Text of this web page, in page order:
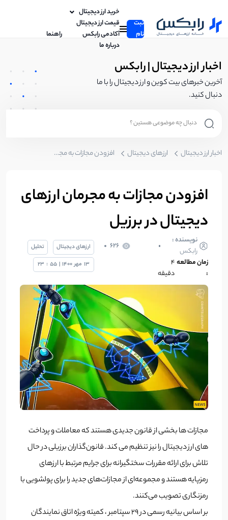
ثبت
نام
خرید ارز دیجیتال
قیمت ارز دیجیتال
آکادمی رابکس
راهنما
درباره ما
اخبار ارز دیجیتال | رابکس
آخرین خبرهای بیت کوین و ارز دیجیتال را با ما
دنبال کنید.
اخبار ارز دیجیتال ارزهای دیجیتال افزودن مجازات به مجرمان ارزهای دیجیتال در برزیل
افزودن مجازات به مجرمان ارزهای
دیجیتال در برزیل
نویسنده :
رابکس
626
زمان مطالعه
:
4
دقیقه
ارزهای دیجیتال
تحلیل
13 مهر 1400
|
55
:
23
مجازات ها بخشی از قانون جدیدی هستند که معاملات و پرداخت
های ارز دیجیتال را نیز تنظیم می کند. قانون‌گذاران برزیلی در حال
تلاش برای ارائه مقررات سختگیرانه برای جرایم مرتبط با ارزهای
رمزپایه هستند و مجموعه‌ای از مجازات‌های جدید را برای پولشویی با
رمزنگاری تصویب می‌کنند.
بر اساس بیانیه رسمی در 29 سپتامبر ، کمیته ویژه اتاق نمایندگان